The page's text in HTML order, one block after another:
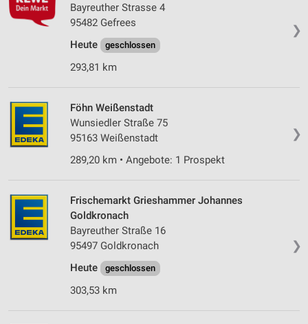
❯
Bayreuther Strasse 4
95482 Gefrees
Heute
geschlossen
293,81 km
❯
Föhn Weißenstadt
Wunsiedler Straße 75
95163 Weißenstadt
289,20 km • Angebote: 1 Prospekt
❯
Frischemarkt Grieshammer Johannes
Goldkronach
Bayreuther Straße 16
95497 Goldkronach
Heute
geschlossen
303,53 km